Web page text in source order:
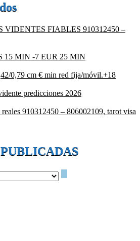
VIDENTES FIABLES 910312450 –
15 MIN -7 EUR 25 MIN
0,79 cm € min red fija/móvil.+18
predicciones 2026
910312450 – 806002109, tarot visa